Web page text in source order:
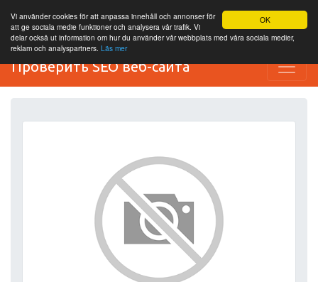
OK
Vi använder cookies för att anpassa innehåll och annonser för
att ge sociala medie funktioner och analysera vår trafik. Vi
delar också ut information om hur du använder vår webbplats med våra sociala medier,
reklam och analyspartners. Läs mer
Проверить SEO веб-сайта